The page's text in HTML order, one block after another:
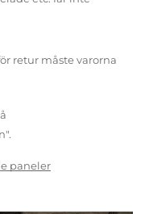
retur måste varorna
paneler